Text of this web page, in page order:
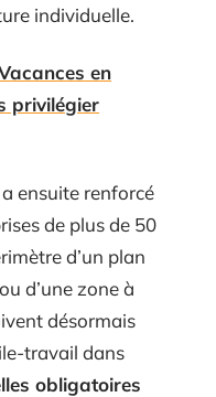
individuelle.
en
privilégier
ensuite renforcé
de plus de 50
d’un plan
d’une zone à
désormais
travail dans
obligatoires